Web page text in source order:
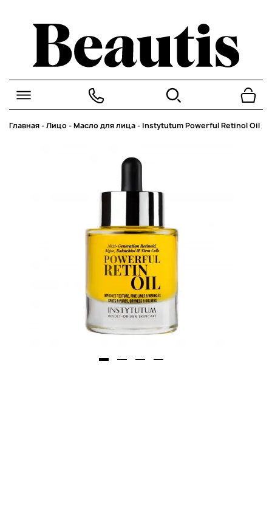
Главная-Лицо-Масло для лица- Instytutum Powerful Retinol Oil